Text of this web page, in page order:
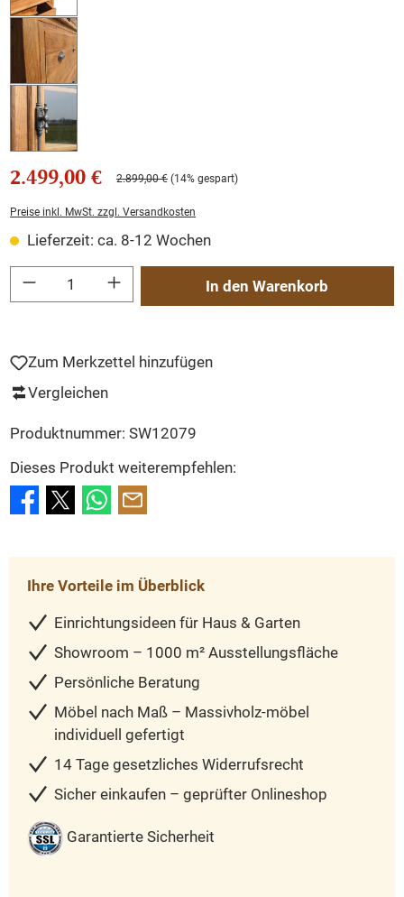
2.499,00 € 2.899,00 € (14% gespart)
Preise inkl. MwSt. zzgl. Versandkosten
Lieferzeit: ca. 8-12 Wochen
Produkt Anzahl: Gib den gewünschten Wert ein oder benutze die Schaltflächen
In den Warenkorb
Zum Merkzettel hinzufügen
Vergleichen
Produktnummer: SW12079
Dieses Produkt weiterempfehlen:
Ihre Vorteile im Überblick
Einrichtungsideen für Haus & Garten
Showroom – 1000 m² Ausstellungsfläche
Persönliche Beratung
Möbel nach Maß – Massivholz-möbel
individuell gefertigt
14 Tage gesetzliches Widerrufsrecht
Sicher einkaufen – geprüfter Onlineshop
Garantierte Sicherheit